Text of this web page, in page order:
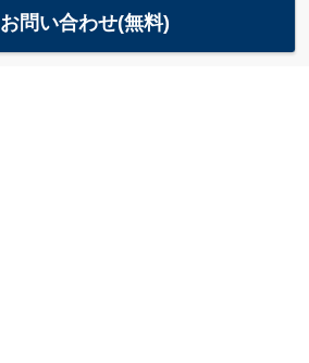
お問い合わせ(無料)